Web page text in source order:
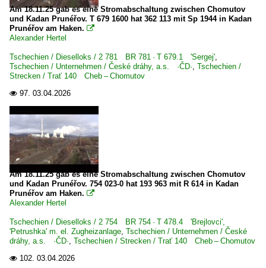
1 232 BR 232 DR 132 · DR 130.1 'Ludmilla'
1 232 BR 232 DR 132 · DR 130.1 Lokportraits
1 232 BR 232 DR 132 · DR 130.1 Private 'Ludmilla'
1 233 BR 233 Umbau DB 232 'Ludmilla'
1 241 BR 241 Umbau BR 232 Private
1 246 BR 246 ·Traxx DE·
1 250 BR 250 ·DE-AC33C· 'Tiger'
1 264 BR 264 ·Maxima 40 CC·
1 266 BR 266.4 · BR 247 ·JT42CWRM·
1 285 BR 285 ·Traxx DE·
Dieselloks | bis 100 km/h | 98 80
3 107 DR 107 DR V 75 ex CKD T435.0, T458.1
3 291 BR 291 DB V 90 P
3 295 BR 295 funkferngesteuerte BR 291 ·MaK V 90·
3 345 · 3 346 BR 345 · BR 346 DR 105 · DR 106 DR V 60
Am 18.11.25 gab es eine Stromabschaltung zwischen Chomutov
und Kadan Prunéřov. T 679 1600 hat 362 113 mit Sp 1944 in Kadan
Prunéřov am Haken. 
Alexander Hertel
Tschechien / Dieselloks / 2 781 BR 781 · T 679.1 'Sergej',
Tschechien / Unternehmen / České dráhy, a.s. ·ČD·, Tschechien /
Strecken / Trať 140 Cheb – Chomutov
 97. 03.04.2026
Am 18.11.25 gab es eine Stromabschaltung zwischen Chomutov
und Kadan Prunéřov. 754 023-0 hat 193 963 mit R 614 in Kadan
Prunéřov am Haken. 
Alexander Hertel
Tschechien / Dieselloks / 2 754 BR 754 · T 478.4 'Brejlovci',
'Petrushka' m. el. Zugheizanlage, Tschechien / Unternehmen / České
dráhy, a.s. ·ČD·, Tschechien / Strecken / Trať 140 Cheb – Chomutov
 102. 03.04.2026